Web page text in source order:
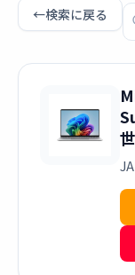
←検索に戻る